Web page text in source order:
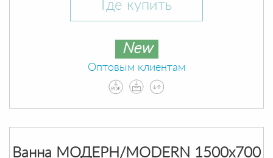
Где купить
New
Оптовым клиентам
Ванна МОДЕРН/MODERN 1500х700